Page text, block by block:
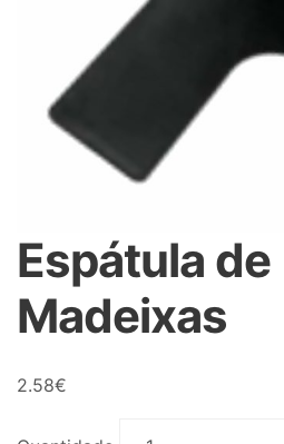
Espátula de
Madeixas
2.58€